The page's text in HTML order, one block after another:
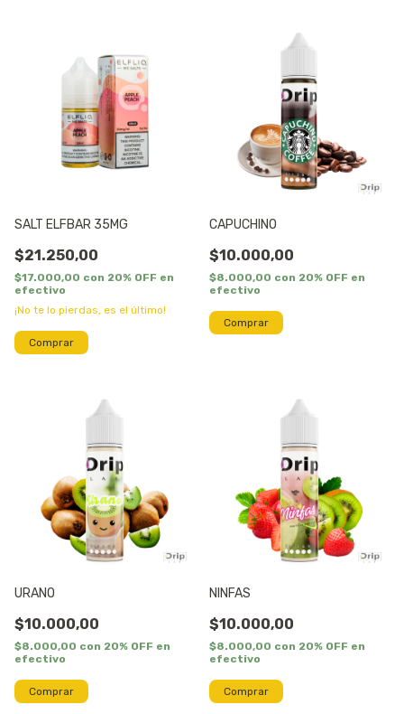
SALT ELFBAR 35MG
$21.250,00
$17.000,00 con 20% OFF en
efectivo
¡No te lo pierdas, es el último!
Comprar
CAPUCHINO
$10.000,00
$8.000,00 con 20% OFF en
efectivo
Comprar
URANO
$10.000,00
$8.000,00 con 20% OFF en
efectivo
Comprar
NINFAS
$10.000,00
$8.000,00 con 20% OFF en
efectivo
Comprar